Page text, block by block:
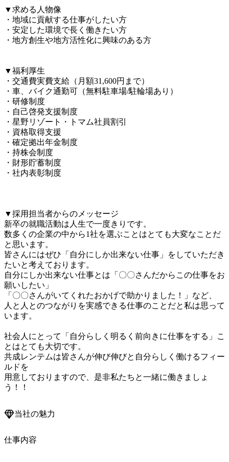
▼求める人物像
・地域に貢献する仕事がしたい方
・安定した環境で長く働きたい方
・地方創生や地方活性化に興味のある方
▼福利厚生
・交通費実費支給（月額31,600円まで）
・車、バイク通勤可（無料駐車場/駐輪場あり）
・研修制度
・自己啓発支援制度
・星野リゾート・トマム社員割引
・資格取得支援
・確定拠出年金制度
・持株会制度
・財形貯蓄制度
・社内表彰制度
▼採用担当者からのメッセージ
新卒の就職活動は人生で一度きりです。
数多くの企業の中から1社を選ぶことはとても大変なことだ
と思います。
皆さんにはぜひ「自分にしか出来ない仕事」をしていただき
たいと考えております。
自分にしか出来ない仕事とは「〇〇さんだからこの仕事をお
願いしたい」
「〇〇さんがいてくれたおかげで助かりました！」など、
人と人とのつながりを実感できる仕事のことだと私は思って
います。
社会人にとって「自分らしく明るく前向きに仕事をする」こ
とはとても大切です。
共成レンテムは皆さんが伸び伸びと自分らしく働けるフィー
ルドを
用意しておりますので、是非私たちと一緒に働きましょ
当社の魅力
仕事内容